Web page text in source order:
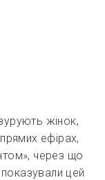
жінок,
ефірах,
через що
цей